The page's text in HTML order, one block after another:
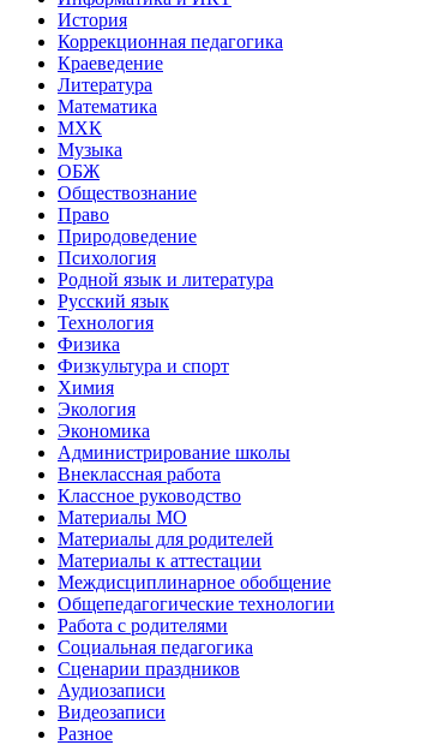
История
Коррекционная педагогика
Краеведение
Литература
Математика
МХК
Музыка
ОБЖ
Обществознание
Право
Природоведение
Психология
Родной язык и литература
Русский язык
Технология
Физика
Физкультура и спорт
Химия
Экология
Экономика
Администрирование школы
Внеклассная работа
Классное руководство
Материалы МО
Материалы для родителей
Материалы к аттестации
Междисциплинарное обобщение
Общепедагогические технологии
Работа с родителями
Социальная педагогика
Сценарии праздников
Аудиозаписи
Видеозаписи
Разное